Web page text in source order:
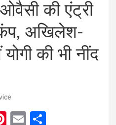
की एंट्री
अखिलेश-
योगी की भी नींद
Pi E